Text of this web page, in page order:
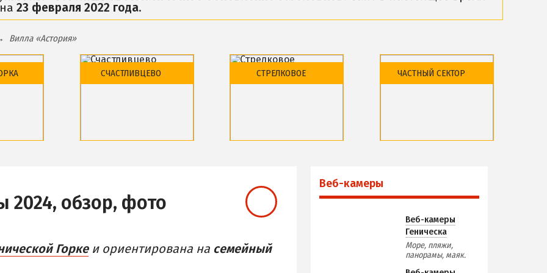
СЕКТОР
в частном секторе
Соленое озеро в Счастливцево
ДОСТОПРИМЕЧАТЕЛЬНОСТИ
Такси по косе
Из Новоалексеевки
Из Днепра
Из Полтавы
Из Сум
Из Киева
23 февраля 2022 года.
Вилла «Астория»
СЧАСТЛИВЦЕВО СТРЕЛКОВОЕ ЧАСТНЫЙ СЕКТОР
2024, обзор, фото
Горкеи ориентирована на семейный
Веб-камеры
Веб-камеры
Геническа
Море, пляжи,
панорамы, маяк.